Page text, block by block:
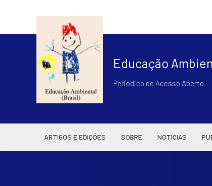
Educação
Periódico de Acesso Aberto
ARTIGOS E EDIÇÕES SOBRE NOTÍCIAS